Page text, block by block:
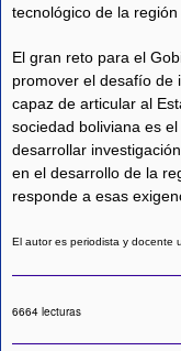
tecnológico de la región
El gran reto para el
promover el desafío de
capaz de articular al
sociedad boliviana es
desarrollar
en el desarrollo de la
responde a esas
El autor es periodista y docente
6664 lecturas